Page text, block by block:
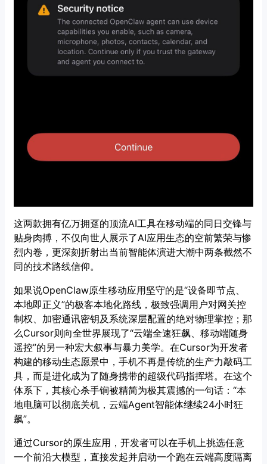
这两款拥有亿万拥趸的顶流AI工具在移动端的同日交锋与
贴身肉搏，不仅向世人展示了AI应用生态的空前繁荣与惨
烈内卷，更深刻折射出当前智能体演进大潮中两条截然不
同的技术路线信仰。
如果说OpenClaw原生移动应用坚守的是“设备即节点、
本地即正义”的极客本地化路线，极致强调用户对网关控
制权、加密通讯密钥及系统深层配置的绝对物理掌控；那
么Cursor则向全世界展现了“云端全速狂飙、移动端随身
遥控”的另一种宏大叙事与暴力美学。在Cursor为开发者
构建的移动生态愿景中，手机不再是传统的生产力敲码工
具，而是进化成为了随身携带的超级代码指挥塔。在这个
体系下，其核心杀手锏被精简为极其震撼的一句话：“本
地电脑可以彻底关机，云端Agent智能体继续24小时狂
飙”。
通过Cursor的原生应用，开发者可以在手机上挑选任意
一个前沿大模型，直接发起并启动一个跑在云端高度隔离